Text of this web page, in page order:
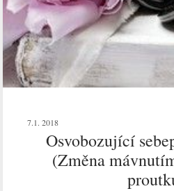
7.1. 2018
Osvobozující
(Změna